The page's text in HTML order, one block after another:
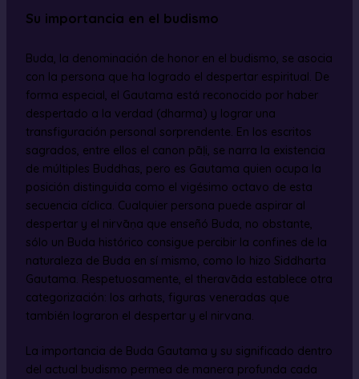
Su importancia en el budismo
Buda, la denominación de honor en el budismo, se asocia
con la persona que ha logrado el despertar espiritual. De
forma especial, el Gautama está reconocido por haber
despertado a la verdad (dharma) y lograr una
transfiguración personal sorprendente. En los escritos
sagrados, entre ellos el canon pāḷi, se narra la existencia
de múltiples Buddhas, pero es Gautama quien ocupa la
posición distinguida como el vigésimo octavo de esta
secuencia cíclica. Cualquier persona puede aspirar al
despertar y el nirvāṇa que enseñó Buda, no obstante,
sólo un Buda histórico consigue percibir la confines de la
naturaleza de Buda en sí mismo, como lo hizo Siddharta
Gautama. Respetuosamente, el theravāda establece otra
categorización: los arhats, figuras veneradas que
también lograron el despertar y el nirvana.
La importancia de Buda Gautama y su significado dentro
del actual budismo permea de manera profunda cada